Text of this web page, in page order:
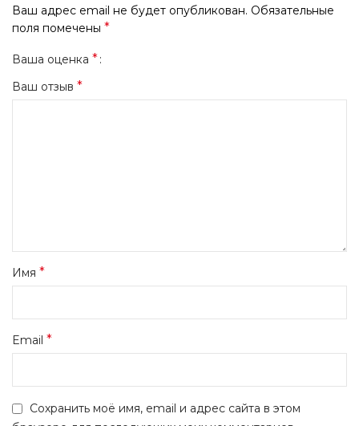
Ваш адрес email не будет опубликован. Обязательные
поля помечены *
Ваша оценка *
Ваш отзыв *
Имя *
Email *
Сохранить моё имя, email и адрес сайта в этом